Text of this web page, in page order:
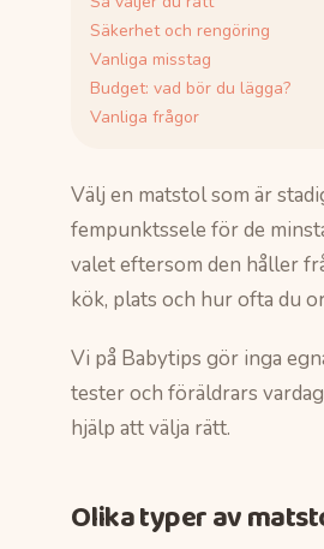
Säkerhet och rengöring
Vanliga misstag
Budget: vad bör du lägga?
Vanliga frågor
Välj en matstol som är
fempunktssele för de
valet eftersom den håller
kök, plats och hur ofta du
Vi på Babytips gör inga
tester och föräldrars
hjälp att välja rätt.
Olika typer av